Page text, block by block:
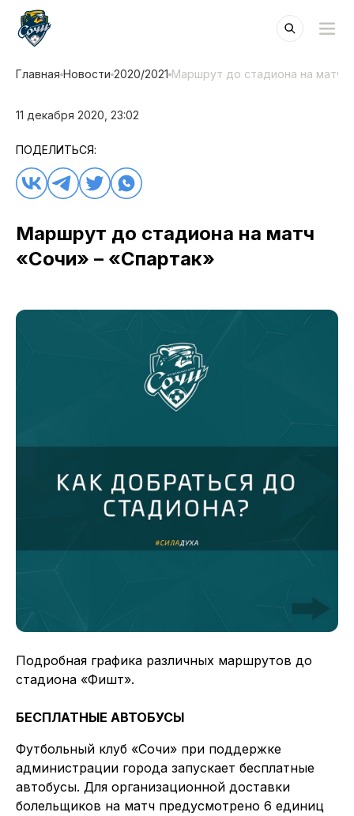
Главная Новости 2020/2021 Маршрут до стадиона на матч
11 декабря 2020, 23:02
ПОДЕЛИТЬСЯ:
Маршрут до стадиона на матч
«Сочи» – «Спартак»
Подробная графика различных маршрутов до
стадиона «Фишт».
БЕСПЛАТНЫЕ АВТОБУСЫ
Футбольный клуб «Сочи» при поддержке
администрации города запускает бесплатные
автобусы. Для организационной доставки
болельщиков на матч предусмотрено 6 единиц